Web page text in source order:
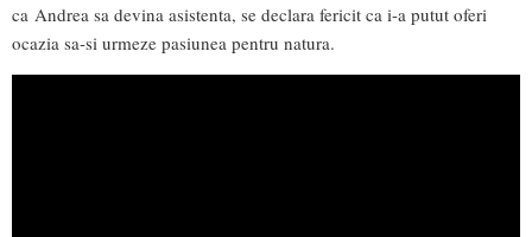
ca Andrea sa devina asistenta, se declara fericit ca i-a putut oferi
ocazia sa-si urmeze pasiunea pentru natura.